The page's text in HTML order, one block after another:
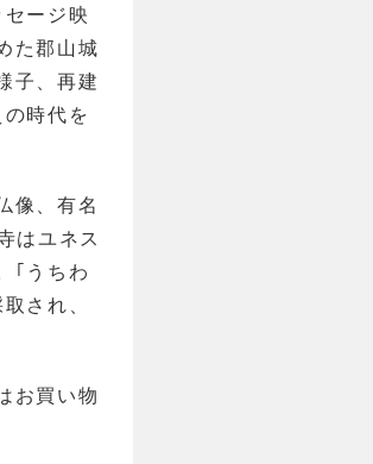
ージ映
た郡山城
子、再建
時代を
像、有名
はユネス
｢うちわ
され、
お買い物